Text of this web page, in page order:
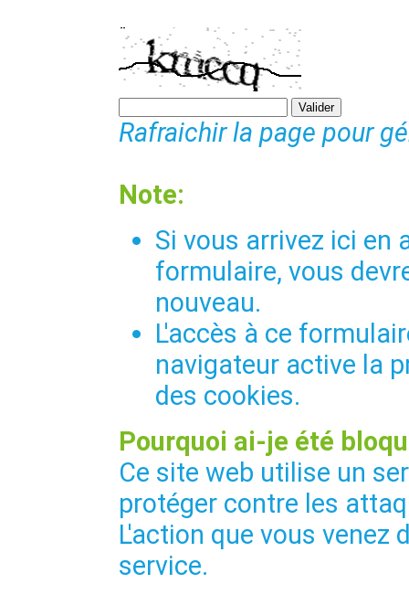
Rafraichir la page pour
Note:
Si vous arrivez ici en
formulaire, vous
nouveau.
L'accès à ce
navigateur active la
des cookies.
Pourquoi ai-je été
Ce site web utilise un
protéger contre les
L'action que vous venez
service.